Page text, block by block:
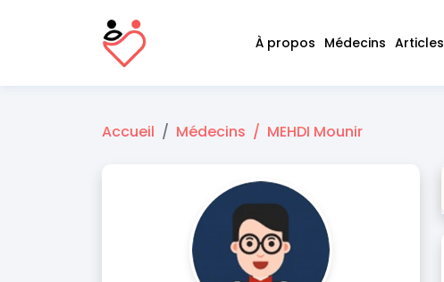
À propos Médecins Articles
Accueil Médecins MEHDI Mounir